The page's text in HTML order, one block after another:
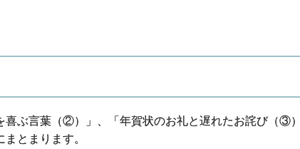
ぶ言葉（②）」、「年賀状のお礼と遅れたお詫び（③
とまります。